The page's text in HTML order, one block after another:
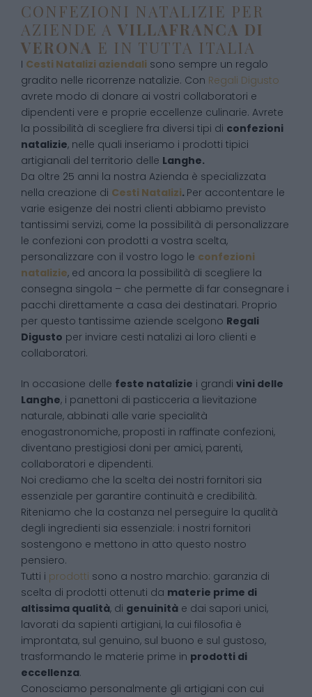
CONFEZIONI NATALIZIE PER
AZIENDE A VILLAFRANCA DI
VERONA E IN TUTTA ITALIA
I Cesti Natalizi aziendali sono sempre un regalo
gradito nelle ricorrenze natalizie. Con Regali Digusto
avrete modo di donare ai vostri collaboratori e
dipendenti vere e proprie eccellenze culinarie. Avrete
la possibilità di scegliere fra diversi tipi di confezioni
natalizie, nelle quali inseriamo i prodotti tipici
artigianali del territorio delle Langhe.
Da oltre 25 anni la nostra Azienda è specializzata
nella creazione di Cesti Natalizi. Per accontentare le
varie esigenze dei nostri clienti abbiamo previsto
tantissimi servizi, come la possibilità di personalizzare
le confezioni con prodotti a vostra scelta,
personalizzare con il vostro logo le confezioni
natalizie, ed ancora la possibilità di scegliere la
consegna singola – che permette di far consegnare i
pacchi direttamente a casa dei destinatari. Proprio
per questo tantissime aziende scelgono Regali
Digusto per inviare cesti natalizi ai loro clienti e
collaboratori.
In occasione delle feste natalizie i grandi vini delle
Langhe, i panettoni di pasticceria a lievitazione
naturale, abbinati alle varie specialità
enogastronomiche, proposti in raffinate confezioni,
diventano prestigiosi doni per amici, parenti,
collaboratori e dipendenti.
Noi crediamo che la scelta dei nostri fornitori sia
essenziale per garantire continuità e credibilità.
Riteniamo che la costanza nel perseguire la qualità
degli ingredienti sia essenziale: i nostri fornitori
sostengono e mettono in atto questo nostro
pensiero.
Tutti i prodotti sono a nostro marchio: garanzia di
scelta di prodotti ottenuti da materie prime di
altissima qualità, di genuinità e dai sapori unici,
lavorati da sapienti artigiani, la cui filosofia è
improntata, sul genuino, sul buono e sul gustoso,
trasformando le materie prime in prodotti di
eccellenza.
Conosciamo personalmente gli artigiani con cui